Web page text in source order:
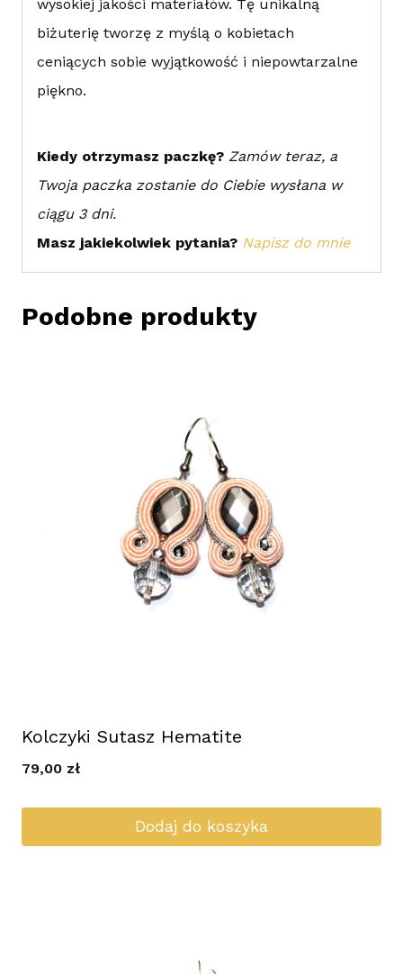
wysokiej jakości materiałów. Tę unikalną
biżuterię tworzę z myślą o kobietach
ceniących sobie wyjątkowość i niepowtarzalne
piękno.
Kiedy otrzymasz paczkę? Zamów teraz, a
Twoja paczka zostanie do Ciebie wysłana w
ciągu 3 dni.
Masz jakiekolwiek pytania? Napisz do mnie
Podobne produkty
Kolczyki Sutasz Hematite
79,00 zł
Dodaj do koszyka